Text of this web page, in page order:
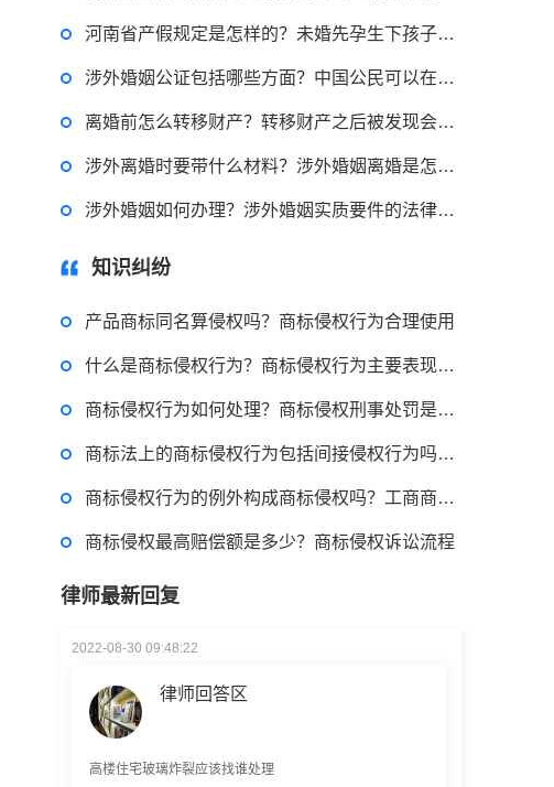
河南省产假规定是怎样的？未婚先孕生下孩子可以休产假吗？能享受哪些待遇？
涉外婚姻公证包括哪些方面？中国公民可以在国外领结婚证吗？
离婚前怎么转移财产？转移财产之后被发现会怎么样？
涉外离婚时要带什么材料？涉外婚姻离婚是怎样？涉外离婚手续在哪里办？
涉外婚姻如何办理？涉外婚姻实质要件的法律适用 涉外结婚的法律适用原则
知识纠纷
产品商标同名算侵权吗？商标侵权行为合理使用
什么是商标侵权行为？商标侵权行为主要表现为哪些形式？
商标侵权行为如何处理？商标侵权刑事处罚是什么？
商标法上的商标侵权行为包括间接侵权行为吗？商标侵权行为的三种责任
商标侵权行为的例外构成商标侵权吗？工商商标侵权如何处罚？
商标侵权最高赔偿额是多少？商标侵权诉讼流程
律师最新回复
2022-08-30 09:48:22
律师回答区
高楼住宅玻璃炸裂应该找谁处理